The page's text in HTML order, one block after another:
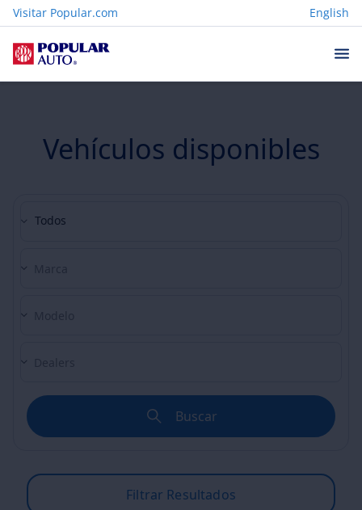
Visitar Popular.com English
Vehículos disponibles
Todos
Buscar
Filtrar Resultados